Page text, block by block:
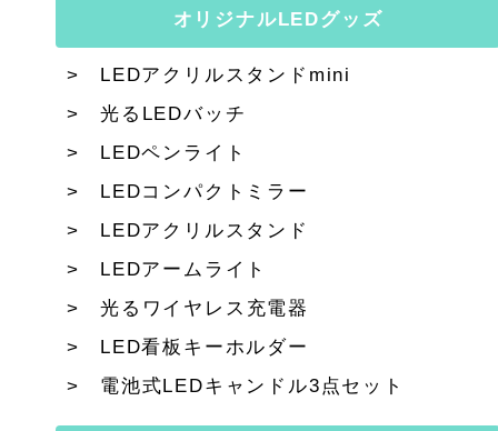
オリジナルLEDグッズ
LEDアクリルスタンドmini
光るLEDバッチ
LEDペンライト
LEDコンパクトミラー
LEDアクリルスタンド
LEDアームライト
光るワイヤレス充電器
LED看板キーホルダー
電池式LEDキャンドル3点セット